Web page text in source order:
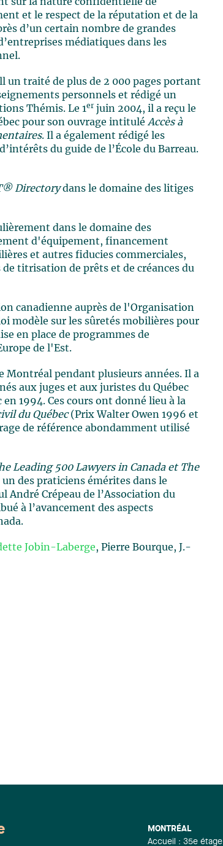
et le respect de la réputation et de la
d’un certain nombre de grandes
médiatiques dans les
un traité de plus de 2 000 pages portant
personnels et rédigé un
Thémis. Le 1er juin 2004, il a reçu le
pour son ouvrage intitulé Accès à
. Il a également rédigé les
du guide de l’École du Barreau.
Directorydans le domaine des litiges
dans le domaine des
d'équipement, financement
et autres fiducies commerciales,
titrisation de prêts et de créances du
canadienne auprès de l'Organisation
modèle sur les sûretés mobilières pour
en place de programmes de
de l'Est.
Montréal pendant plusieurs années. Il a
aux juges et aux juristes du Québec
1994. Ces cours ont donné lieu à la
du Québec(Prix Walter Owen 1996 et
de référence abondamment utilisé
Leading 500 Lawyers in Canada et The
des praticiens émérites dans le
André Crépeau de l’Association du
à l’avancement des aspects
Jobin-Laberge, Pierre Bourque, J.-
MONTRÉAL
Accueil : 35e étage